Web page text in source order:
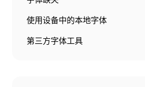
使用设备中的本地字体
第三方字体工具